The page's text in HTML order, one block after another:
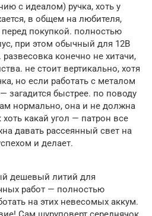
с идеалом) ручка, хоть у
в общем на любителя,
перед покупкой. полностью
при этом обычный для 12В
конечно не хитачи,
не стоит вертикально, хотя
но если работать с металом
загадится быстрее. по поводу
нормально, она и не должна
хоть какай угол — патрон все
давать рассеянный свет на
и делает.
дешевый литий для
работ — полностью
на этих невесомых аккум.